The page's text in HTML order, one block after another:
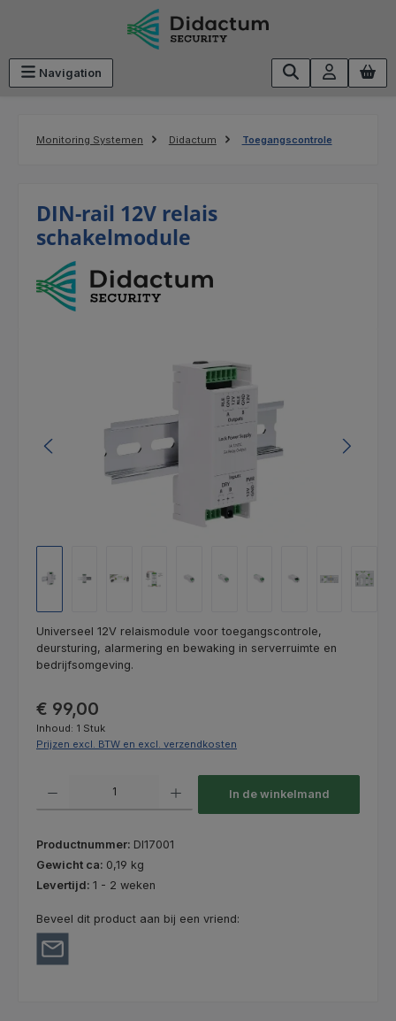
Navigation
Monitoring Systemen Didactum Toegangscontrole
DIN-rail 12V relais
schakelmodule
Universeel 12V relaismodule voor toegangscontrole,
deursturing, alarmering en bewaking in serverruimte en
bedrijfsomgeving.
Normale prijs:
€ 99,00
Inhoud: 1 Stuk
Prijzen excl. BTW en excl. verzendkosten
In de winkelmand
Productnummer: DI17001
Gewicht ca: 0,19 kg
Levertijd: 1 - 2 weken
Beveel dit product aan bij een vriend: